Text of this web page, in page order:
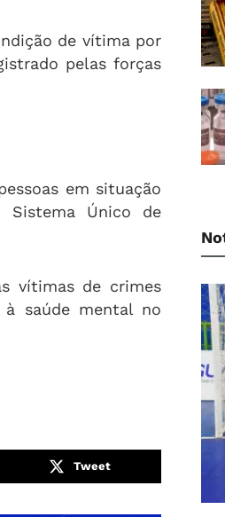
de vítima por
pelas forças
em situação
Sistema Único de
vítimas de crimes
saúde mental no
Tweet